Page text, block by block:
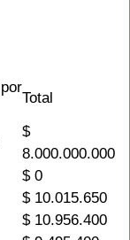
Total
$
8.000.000.000
$ 0
$ 10.015.650
$ 10.956.400